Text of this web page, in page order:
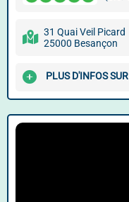
31 Quai Veil Picard
25000 Besançon
PLUS D'INFOS